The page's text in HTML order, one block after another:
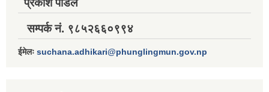
प्रकाश पौडेल
सम्पर्क नं. ९८५२६६०९९४
ईमेलः suchana.adhikari@phunglingmun.gov.np